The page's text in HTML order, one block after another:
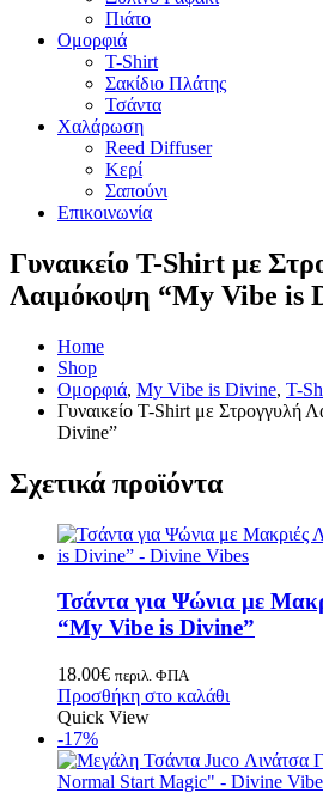
Πιάτο
Ομορφιά
T-Shirt
Σακίδιο Πλάτης
Τσάντα
Χαλάρωση
Reed Diffuser
Κερί
Σαπούνι
Επικοινωνία
Γυναικείο T-Shirt με
Λαιμόκοψη “My Vibe is
Home
Shop
Ομορφιά, My Vibe is Divine, T-
Γυναικείο T-Shirt με Στρογγυλή
Divine”
Σχετικά προϊόντα
Τσάντα για Ψώνια με
“My Vibe is Divine”
18.00€ περιλ. ΦΠΑ
Προσθήκη στο καλάθι
Quick View
-17%